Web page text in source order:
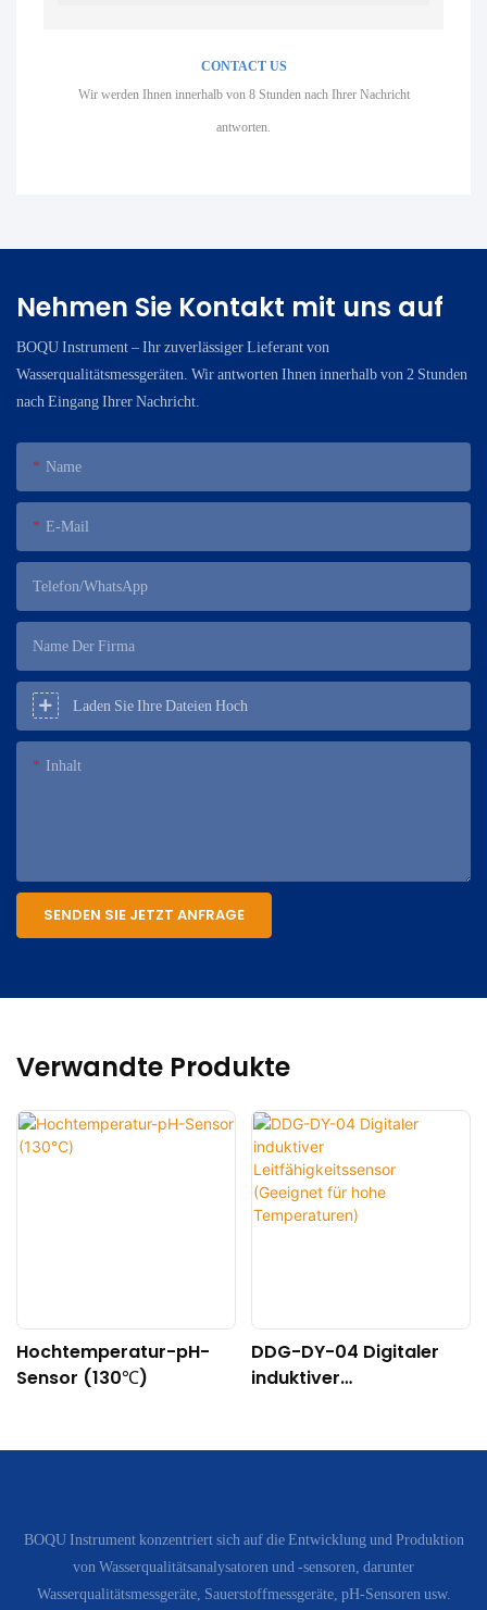
CONTACT US
Wir werden Ihnen innerhalb von 8 Stunden nach Ihrer Nachricht
antworten.
Nehmen Sie Kontakt mit uns auf
BOQU Instrument – ​​Ihr zuverlässiger Lieferant von
Wasserqualitätsmessgeräten. Wir antworten Ihnen innerhalb von 2 Stunden
nach Eingang Ihrer Nachricht.
Name
E-Mail
Telefon/WhatsApp
Name Der Firma
Laden Sie Ihre Dateien Hoch
Inhalt
SENDEN SIE JETZT ANFRAGE
Verwandte Produkte
Hochtemperatur-pH-
Sensor (130℃)
DDG-DY-04 Digitaler
induktiver
Temperaturen)
BOQU Instrument konzentriert sich auf die Entwicklung und Produktion
von Wasserqualitätsanalysatoren und -sensoren, darunter
Wasserqualitätsmessgeräte, Sauerstoffmessgeräte, pH-Sensoren usw.